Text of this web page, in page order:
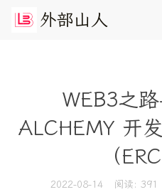
外部山 人
WEB3之
ALCHEMY 开
（
2022-08-14 阅读: 391